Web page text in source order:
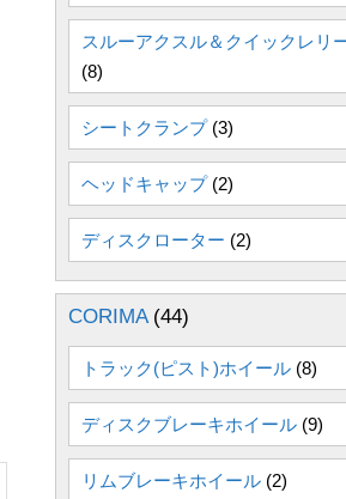
スルーアクスル＆クイックレリ
(8)
シートクランプ(3)
ヘッドキャップ(2)
ディスクローター (2)
CORIMA(44)
トラック(ピスト)ホイール (8)
ディスクブレーキホイール (9)
リムブレーキホイール (2)